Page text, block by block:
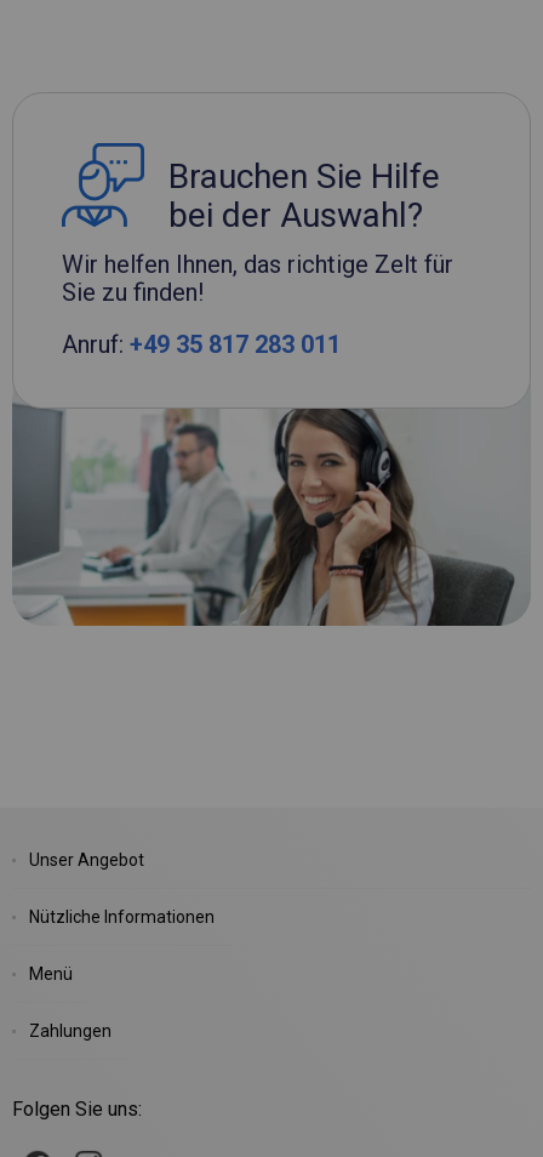
Brauchen Sie Hilfe
bei der Auswahl?
Wir helfen Ihnen, das richtige Zelt für
Sie zu finden!
Anruf: +49 35 817 283 011
Unser Angebot
Nützliche Informationen
Menü
Zahlungen
Folgen Sie uns: